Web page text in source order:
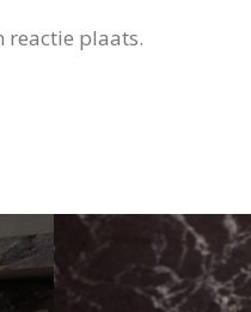
reactie plaats.